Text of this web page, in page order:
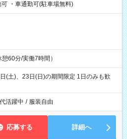
可 ・車通勤可(駐車場無料)
60分/実働7時間）
(土)、23日(日)の期間限定 1日のみも歓
活躍中 / 服装自由
応募する 詳細へ